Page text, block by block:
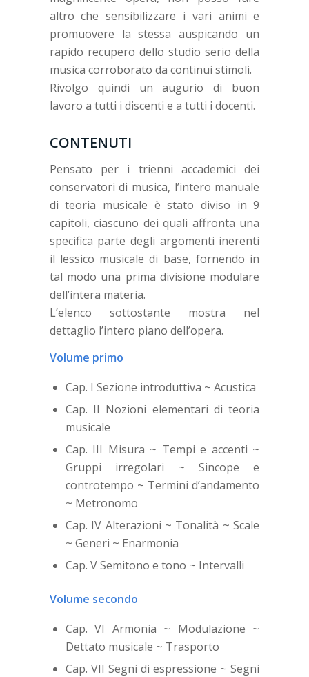
altro che sensibilizzare i vari animi e
promuovere la stessa auspicando un
rapido recupero dello studio serio della
musica corroborato da continui stimoli.
Rivolgo quindi un augurio di buon
lavoro a tutti i discenti e a tutti i docenti.
CONTENUTI
Pensato per i trienni accademici dei
conservatori di musica, l’intero manuale
di teoria musicale è stato diviso in 9
capitoli, ciascuno dei quali affronta una
specifica parte degli argomenti inerenti
il lessico musicale di base, fornendo in
tal modo una prima divisione modulare
dell’intera materia.
L’elenco sottostante mostra nel
dettaglio l’intero piano dell’opera.
Volume primo
Cap. I Sezione introduttiva ~ Acustica
Cap. II Nozioni elementari di teoria
musicale
Cap. III Misura ~ Tempi e accenti ~
Gruppi irregolari ~ Sincope e
controtempo ~ Termini d’andamento
~ Metronomo
Cap. IV Alterazioni ~ Tonalità ~ Scale
~ Generi ~ Enarmonia
Cap. V Semitono e tono ~ Intervalli
Volume secondo
Cap. VI Armonia ~ Modulazione ~
Dettato musicale ~ Trasporto
Cap. VII Segni di espressione ~ Segni